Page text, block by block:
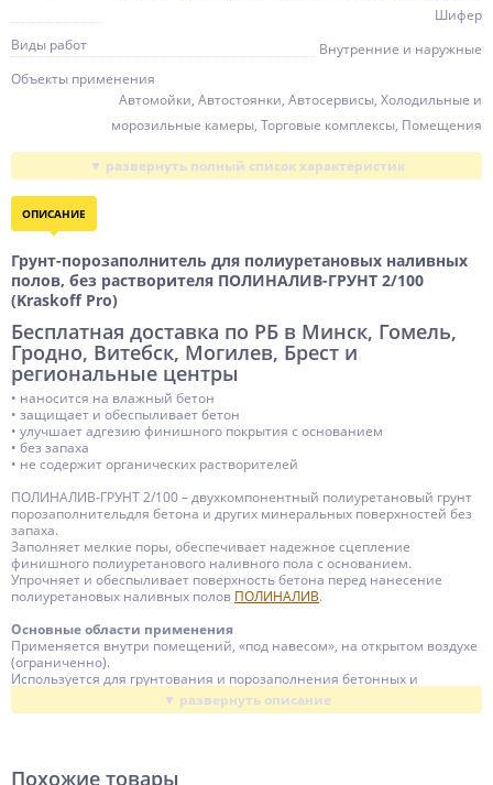
Шифер
Виды работ
Внутренние и наружные
Объекты применения
Автомойки, Автостоянки, Автосервисы, Холодильные и
морозильные камеры, Торговые комплексы, Помещения
жилые, Помещения нежилые, Производственные
помещения, Спортивные объекты , Склады, Сооружения
Расход, кг/кв.м
0,15 ... 0,20
Степень глянца
Устойчивость
ГСМ, Мех. нагрузки, Транспортные нагрузки, Моющие
средства, Щелочи, Кислоты, Агрессивная среда, Хим.
Время высыхания, ч
Время полного набора прочности, сут.
t нанесения
+5 ... +25
t эксплуатации
Тара
Основа (связующее)
Разбавитель
Растворитель
ОПИСАНИЕ
Грунт-порозаполнитель для полиуретановых наливных
полов, без растворителя ПОЛИНАЛИВ-ГРУНТ 2/100
(Kraskoff Pro)
Бесплатная доставка по РБ в Минск, Гомель,
Гродно, Витебск, Могилев, Брест и
региональные центры
• наносится на влажный бетон
• защищает и обеспыливает бетон
• улучшает адгезию финишного покрытия с основанием
• без запаха
• не содержит органических растворителей
ПОЛИНАЛИВ-ГРУНТ 2/100 – двухкомпонентный полиуретановый грунт
порозаполнительдля бетона и других минеральных поверхностей без
запаха.
Заполняет мелкие поры, обеспечивает надежное сцепление
финишного полиуретанового наливного пола с основанием.
Упрочняет и обеспыливает поверхность бетона перед нанесение
полиуретановых наливных полов ПОЛИНАЛИВ.
Основные области применения
Применяется внутри помещений, «под навесом», на открытом воздухе
(ограниченно).
Используется для грунтования и порозаполнения бетонных и
пескобетонных полов, мозаичного бетона, бетонной плитки,
искусственного и натурального камня, кирпича, шифера и других
Подготовка основания к нанесению
Похожие товары